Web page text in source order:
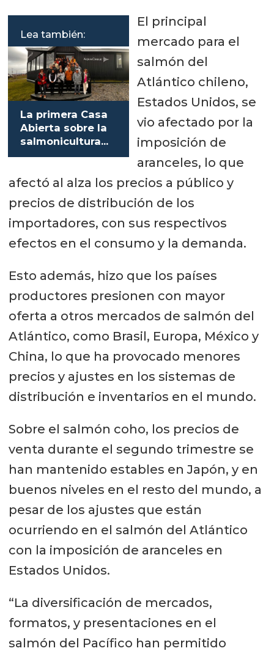
Lea también:
La primera Casa
Abierta sobre la
salmonicultura
de Chile recibe a
turistas
El principal
mercado para el
salmón del
Atlántico chileno,
Estados Unidos, se
vio afectado por la
imposición de
aranceles, lo que
afectó al alza los precios a público y
precios de distribución de los
importadores, con sus respectivos
efectos en el consumo y la demanda.
Esto además, hizo que los países
productores presionen con mayor
oferta a otros mercados de salmón del
Atlántico, como Brasil, Europa, México y
China, lo que ha provocado menores
precios y ajustes en los sistemas de
distribución e inventarios en el mundo.
Sobre el salmón coho, los precios de
venta durante el segundo trimestre se
han mantenido estables en Japón, y en
buenos niveles en el resto del mundo, a
pesar de los ajustes que están
ocurriendo en el salmón del Atlántico
con la imposición de aranceles en
Estados Unidos.
“La diversificación de mercados,
formatos, y presentaciones en el
salmón del Pacífico han permitido